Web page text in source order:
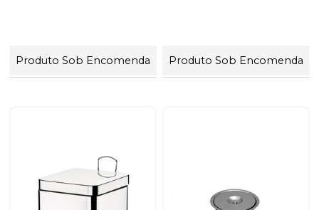
Produto Sob Encomenda Produto Sob Encomenda